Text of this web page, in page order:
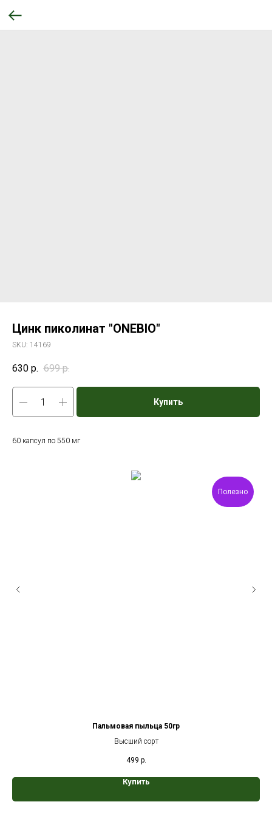
Цинк пиколинат "ONEBIO"
SKU: 14169
630 р. 699 р.
Купить
60 капсул по 550 мг
Полезно
Пальмовая пыльца 50гр
Высший сорт
499 р.
Купить